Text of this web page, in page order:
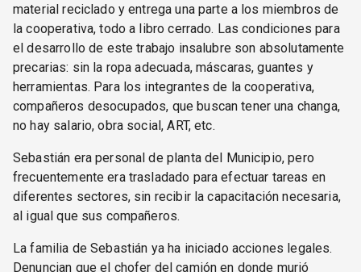
material reciclado y entrega una parte a los miembros de
la cooperativa, todo a libro cerrado. Las condiciones para
el desarrollo de este trabajo insalubre son absolutamente
precarias: sin la ropa adecuada, máscaras, guantes y
herramientas. Para los integrantes de la cooperativa,
compañeros desocupados, que buscan tener una changa,
no hay salario, obra social, ART, etc.
Sebastián era personal de planta del Municipio, pero
frecuentemente era trasladado para efectuar tareas en
diferentes sectores, sin recibir la capacitación necesaria,
al igual que sus compañeros.
La familia de Sebastián ya ha iniciado acciones legales.
Denuncian que el chofer del camión en donde murió